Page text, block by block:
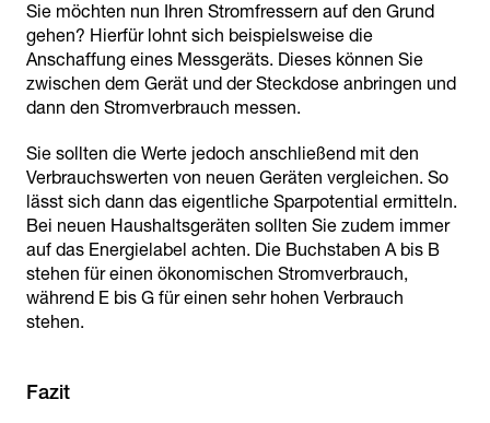
Sie möchten nun Ihren Stromfressern auf den Grund
gehen? Hierfür lohnt sich beispielsweise die
Anschaffung eines Messgeräts. Dieses können Sie
zwischen dem Gerät und der Steckdose anbringen und
dann den Stromverbrauch messen.
Sie sollten die Werte jedoch anschließend mit den
Verbrauchswerten von neuen Geräten vergleichen. So
lässt sich dann das eigentliche Sparpotential ermitteln.
Bei neuen Haushaltsgeräten sollten Sie zudem immer
auf das Energielabel achten. Die Buchstaben A bis B
stehen für einen ökonomischen Stromverbrauch,
während E bis G für einen sehr hohen Verbrauch
stehen.
Fazit